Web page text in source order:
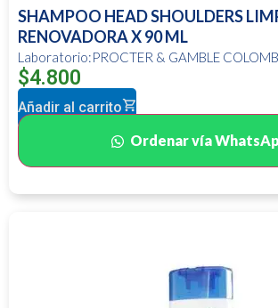
SHAMPOO HEAD SHOULDERS
RENOVADORA X 90 ML
Laboratorio:PROCTER & GAMBLE
$4.800
Añadir al carrito
Ordenar vía